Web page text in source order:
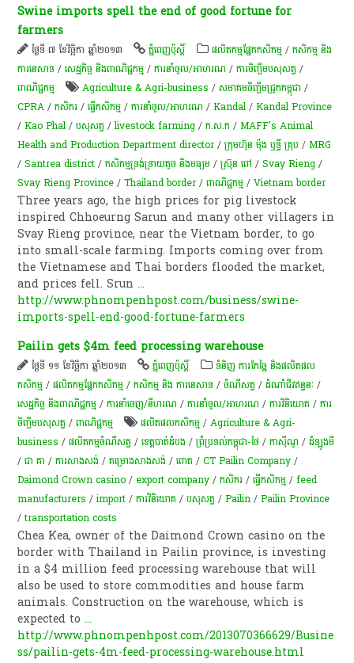
Swine imports spell the end of good fortune for
farmers
ថ្ងៃទី ៧ ខែវិច្ឆិកា ឆ្នាំ២០១៣ ភ្នំពេញប៉ុស្តិ៍ ​ផលិតកម្ម​ផ្នែក​កសិកម្ម​ /កសិកម្ម​ និង​
ការ​នេ​សាទ​ /សេដ្ឋកិច្ច និងពាណិជ្ជកម្ម /ការនាំចូល/អាហរណ /​ការចិញ្ចឹម​បសុសត្វ​ /
ពាណិជ្ជកម្ម
Agriculture & Agri-business /សមាគម​ចិញ្ចឹម​ជ្រូក​កម្ពុជា /
CPRA /កសិករ /ធ្វើកសិកម្ម /ការនាំចូល/អាហរណ /Kandal /Kandal Province
/Kao Phal /បសុសត្វ /livestock farming /ក.ស.ក /MAFF's Animal
Health and Production Department director/ក្រុមហ៊ុន​ ម៉ុង​ ឬ​ទ្ធី​ គ្រុប​ /MRG
/Santrea district /កសិកម្មទ្រង់ទ្រាយតូច និងមធ្យម /ស្រ៊ុន ពៅ /Svay Rieng /
Svay Rieng Province /Thailand border/ពាណិជ្ជកម្ម /Vietnam border
Three years ago, the high prices for pig livestock
inspired Chhoeurng Sarun and many other villagers in
Svay Rieng province, near the Vietnam border, to go
into small-scale farming. Imports coming over from
the Vietnamese and Thai borders flooded the market,
and prices fell. Srun...
http://www.phnompenhpost.com/business/swine-
imports-spell-end-good-fortune-farmers
Pailin gets $4m feed processing warehouse
ថ្ងៃទី ១១ ខែវិច្ឆិកា ឆ្នាំ២០១៣ ភ្នំពេញប៉ុស្តិ៍
ទំនិញ ការកែច្នៃ និងផលិតផល
កសិកម្ម /​ផលិតកម្ម​ផ្នែក​កសិកម្ម​ /កសិកម្ម​ និង​ ការ​នេ​សាទ​ /ចំណីសត្វ /ដំណាំ​ជីវ​ឥន្ធនៈ /
សេដ្ឋកិច្ច និងពាណិជ្ជកម្ម /ការនាំចេញ/នីហរណ /ការនាំចូល/អាហរណ /ការវិនិយោគ /​ការ
ចិញ្ចឹម​បសុសត្វ​ /ពាណិជ្ជកម្ម ផលិតផលកសិកម្ម /Agriculture & Agri-
business /ផលិតកម្ម​ចំណី​សត្វ​ /ខេត្តបាត់ដំបង /ព្រំប្រទល់កម្ពុជា-ថៃ /កាស៊ីណូ /ដំឡូងមី
/ជា គា /ការសាងសង់ /គម្រោងសាងសង់ /ពោត /CT Pailin Company /
Daimond Crown casino / export company /កសិករ /ធ្វើកសិកម្ម /feed
manufacturers /import /ការវិនិយោគ /បសុសត្វ /Pailin /Pailin Province
/transportation costs
Chea Kea, owner of the Daimond Crown casino on the
border with Thailand in Pailin province, is investing
in a $4 million feed processing warehouse that will
also be used to store commodities and house farm
animals. Construction on the warehouse, which is
expected to...
http://www.phnompenhpost.com/2013070366629/Busine
ss/pailin-gets-4m-feed-processing-warehouse.html